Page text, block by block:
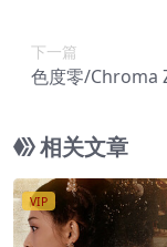
下一篇
色度零/Chroma
相关文章
VIP